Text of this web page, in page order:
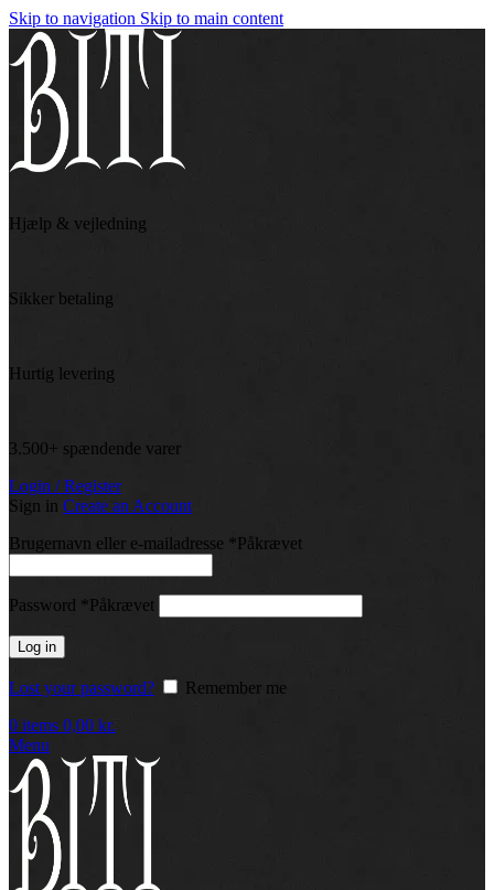
Skip to navigation Skip to main content
Hjælp & vejledning
Sikker betaling
Hurtig levering
3.500+ spændende varer
Login / Register
Sign in Create an Account
Brugernavn eller e-mailadresse * Påkrævet
Password * Påkrævet
Log in
Lost your password?
Remember me
0 items 0,00 kr.
Menu